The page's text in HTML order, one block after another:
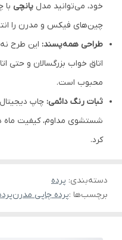
خود، می‌توانید مدل پانچی
چین‌های فیکس و مدرن را
طراحی همه‌پسند: این طرح نه
اتاق خواب بزرگسالان و حتی
محبوب است.
ثبات رنگ دائمی: چاپ دیجیتال
شستشوی مداوم، کیفیت ماه
کرد.
دسته‌بندی: پرده
برچسب‌ها :پرده چاپی مدرن